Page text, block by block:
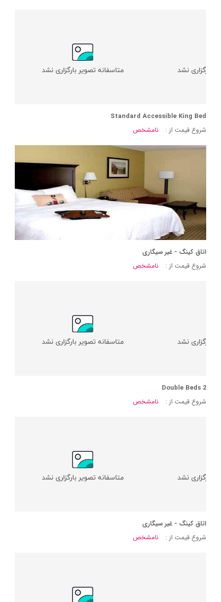
Standard Accessible King Bed
شروع قیمت از :
نامشخص
اتاق کینگ - غیر سیگاری
شروع قیمت از :
نامشخص
2 Double Beds
شروع قیمت از :
نامشخص
اتاق کینگ - غیر سیگاری
شروع قیمت از :
نامشخص